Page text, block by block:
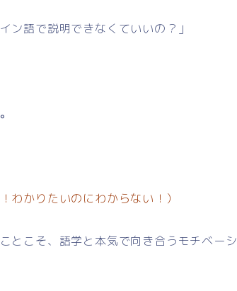
ン語で説明できなくていいの？」
わかりたいのにわからない！）
とこそ、語学と本気で向き合うモチベー